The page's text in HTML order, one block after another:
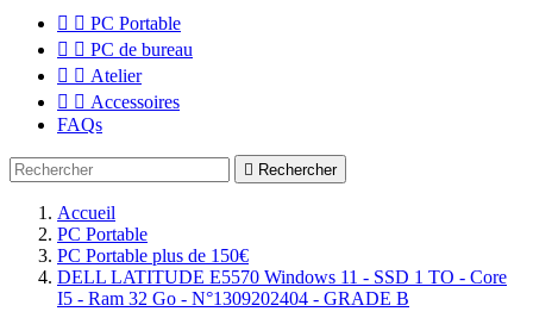
  PC Portable
  PC de bureau
  Atelier
  Accessoires
FAQs
 Rechercher
Accueil
PC Portable
PC Portable plus de 150€
DELL LATITUDE E5570 Windows 11 - SSD 1 TO - Core
I5 - Ram 32 Go - N°1309202404 - GRADE B